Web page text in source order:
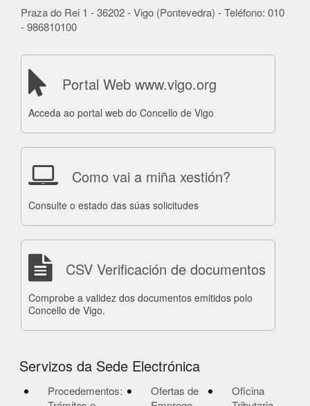
Praza do Rei 1 - 36202 - Vigo (Pontevedra) - Teléfono: 010
- 986810100
Portal Web www.vigo.org
Acceda ao portal web do Concello de Vigo
Como vai a miña xestión?
Consulte o estado das súas solicitudes
CSV Verificación de documentos
Comprobe a validez dos documentos emitidos polo
Concello de Vigo.
Servizos da Sede Electrónica
Procedementos:
Ofertas de
Oficina